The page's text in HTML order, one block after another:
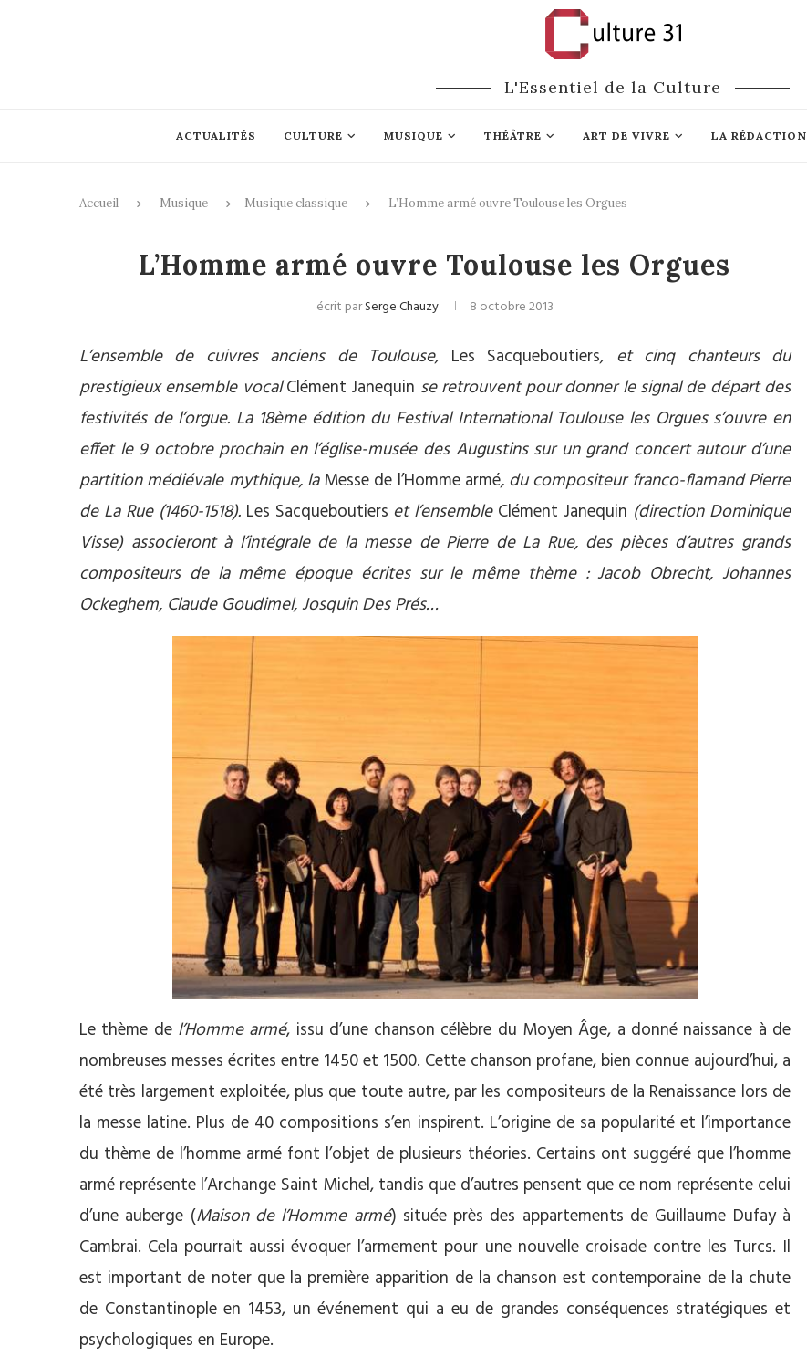
L'Essentiel de la Culture
ACTUALITÉS CULTURE MUSIQUE THÉÂTRE ART DE VIVRE LA RÉDACTION
Accueil Musique Musique classique L’Homme armé ouvre Toulouse les Orgues
L’Homme armé ouvre Toulouse les Orgues
écrit parSerge Chauzy 8 octobre 2013
L’ensemble de cuivres anciens de Toulouse, Les Sacqueboutiers, et cinq chanteurs du
prestigieux ensemble vocalClément Janequin se retrouvent pour donner le signal de départ des
festivités de l’orgue. La 18ème édition du Festival International Toulouse les Orgues s’ouvre en
effet le 9 octobre prochain en l’église-musée des Augustins sur un grand concert autour d’une
partition médiévale mythique, laMesse de l’Homme armé, du compositeur franco-flamand Pierre
de La Rue (1460-1518). Les Sacqueboutiers et l’ensemble Clément Janequin (direction Dominique
Visse) associeront à l’intégrale de la messe de Pierre de La Rue, des pièces d’autres grands
compositeurs de la même époque écrites sur le même thème : Jacob Obrecht, Johannes
Ockeghem, Claude Goudimel, Josquin Des Prés…
Le thème de l’Homme armé, issu d’une chanson célèbre du Moyen Âge, a donné naissance à de
nombreuses messes écrites entre 1450 et 1500. Cette chanson profane, bien connue aujourd’hui, a
été très largement exploitée, plus que toute autre, par les compositeurs de la Renaissance lors de
la messe latine. Plus de 40 compositions s’en inspirent. L’origine de sa popularité et l’importance
du thème de l’homme armé font l’objet de plusieurs théories. Certains ont suggéré que l’homme
armé représente l’Archange Saint Michel, tandis que d’autres pensent que ce nom représente celui
d’une auberge (Maison de l’Homme armé) située près des appartements de Guillaume Dufay à
Cambrai. Cela pourrait aussi évoquer l’armement pour une nouvelle croisade contre les Turcs. Il
est important de noter que la première apparition de la chanson est contemporaine de la chute
de Constantinople en 1453, un événement qui a eu de grandes conséquences stratégiques et
psychologiques en Europe.